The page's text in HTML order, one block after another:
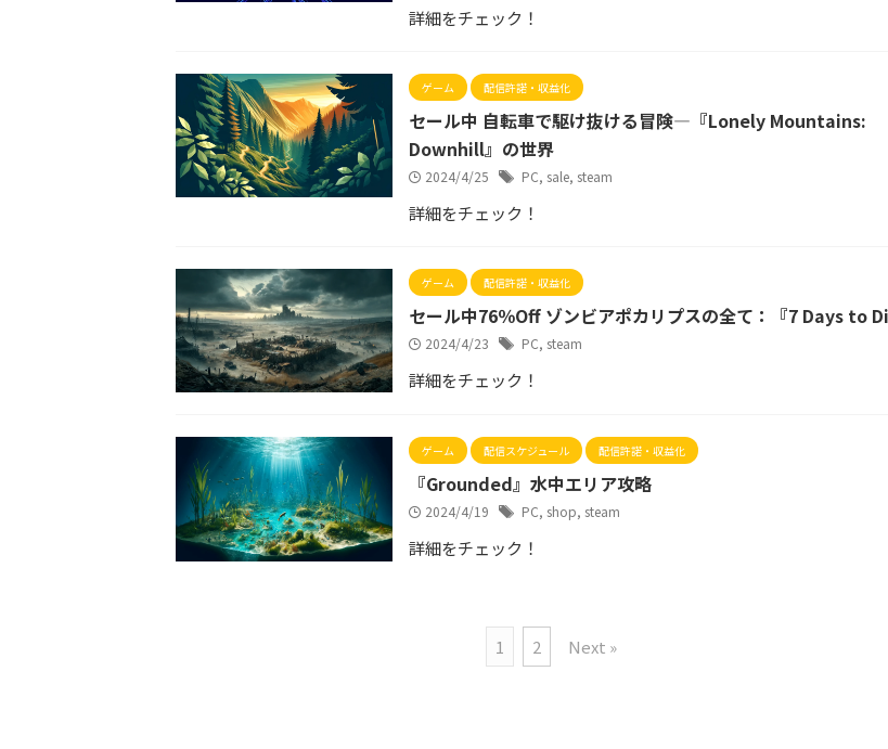
詳細をチェック！
ゲーム 配信許諾・収益化
セール中 自転車で駆け抜ける冒険—『Lonely Mountains:
Downhill』の世界
2024/4/25 PC, sale, steam
詳細をチェック！
ゲーム 配信許諾・収益化
セール中76％Off ゾンビアポカリプスの全て：『7 Days to
2024/4/23 PC, steam
詳細をチェック！
ゲーム 配信スケジュール 配信許諾・収益化
『Grounded』水中エリア攻略
2024/4/19 PC, shop, steam
詳細をチェック！
1 2 Next »